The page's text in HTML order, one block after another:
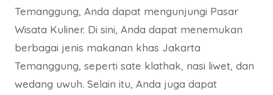
Temanggung, Anda dapat mengunjungi Pasar
Wisata Kuliner. Di sini, Anda dapat menemukan
berbagai jenis makanan khas Jakarta
Temanggung, seperti sate klathak, nasi liwet, dan
wedang uwuh. Selain itu, Anda juga dapat